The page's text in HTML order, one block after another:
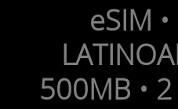
eSIM •
500MB •